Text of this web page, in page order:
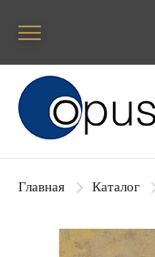
Блок поиска
Главная Каталог